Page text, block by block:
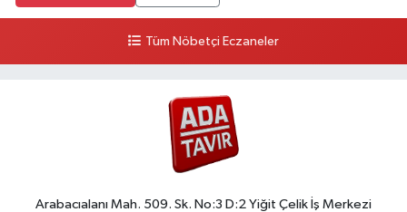
Tüm Nöbetçi Eczaneler
Arabacıalanı Mah. 509. Sk. No:3 D:2 Yiğit Çelik İş Merkezi